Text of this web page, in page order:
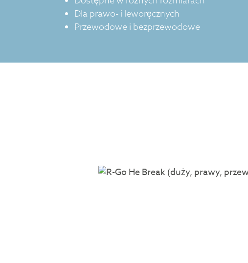
Dla prawo- i leworęcznych
Przewodowe i bezprzewodowe